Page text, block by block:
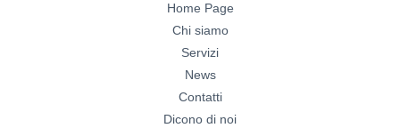
Home Page
Chi siamo
Servizi
News
Contatti
Dicono di noi